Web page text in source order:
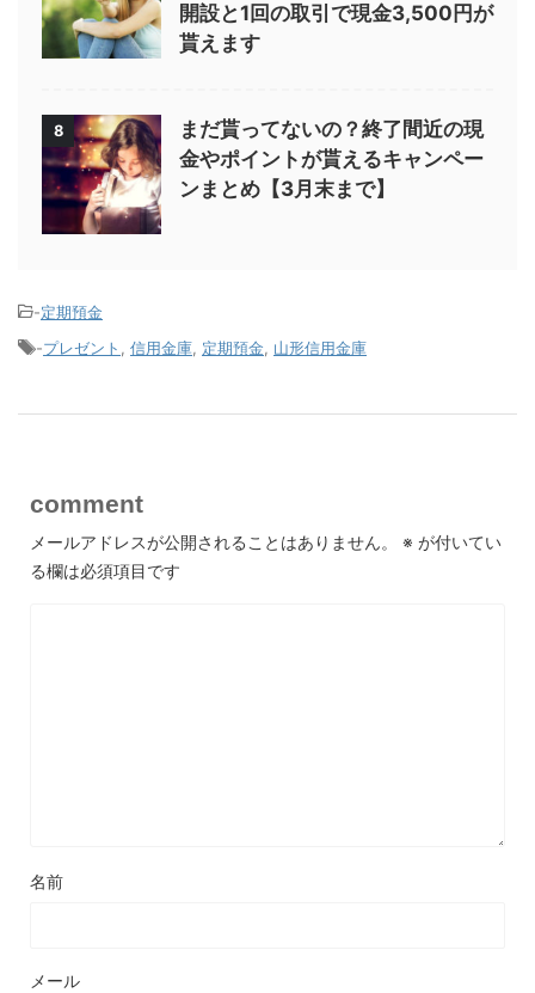
開設と1回の取引で現金3,500円が
貰えます
8
まだ貰ってないの？終了間近の現
金やポイントが貰えるキャンペー
ンまとめ【3月末まで】
-定期預金
-プレゼント , 信用金庫, 定期預金, 山形信用金庫
comment
メールアドレスが公開されることはありません。 ※ が付いてい
る欄は必須項目です
名前
メール